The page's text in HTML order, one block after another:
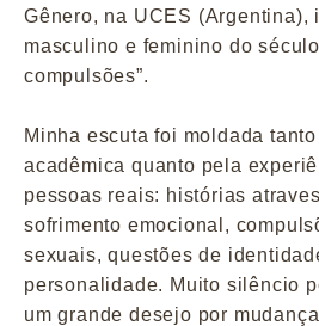
Gênero, na UCES (Argentina),
masculino e feminino do
compulsões”.
Minha escuta foi moldada
acadêmica quanto pela
pessoas reais: histórias
sofrimento emocional,
sexuais, questões de
personalidade. Muito silêncio
um grande desejo por